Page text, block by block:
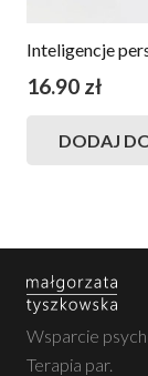
Inteligencje
16.90 zł
DODAJ
Wsparcie
Terapia par.